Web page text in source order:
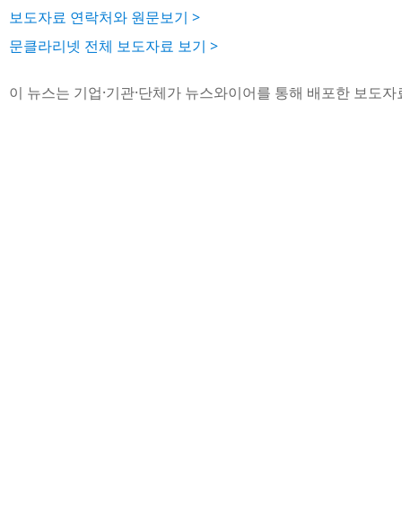
보도자료 연락처와 원문보기 >
문클라리넷 전체 보도자료 보기 >
이 뉴스는 기업·기관·단체가 뉴스와이어를 통해 배포한 보도